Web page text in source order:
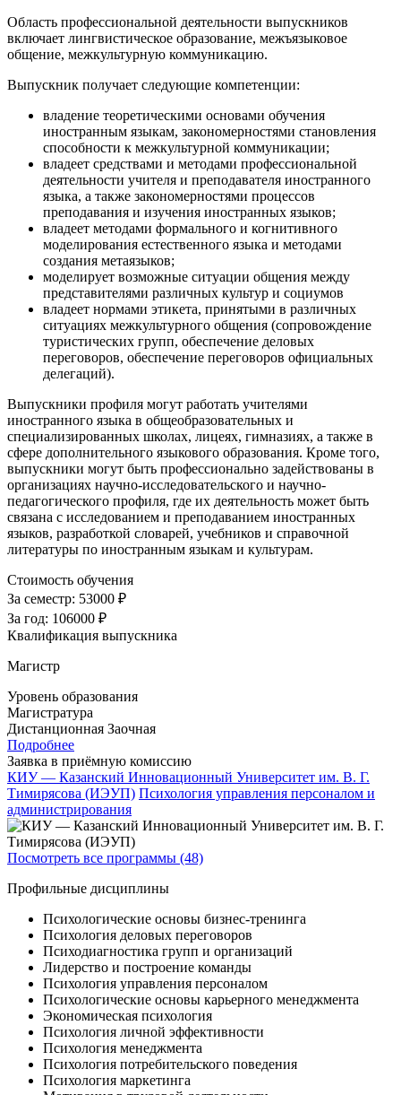
Область профессиональной деятельности выпускников
включает лингвистическое образование, межъязыковое
общение, межкультурную коммуникацию.
Выпускник получает следующие компетенции:
владение теоретическими основами обучения
иностранным языкам, закономерностями становления
способности к межкультурной коммуникации;
владеет средствами и методами профессиональной
деятельности учителя и преподавателя иностранного
языка, а также закономерностями процессов
преподавания и изучения иностранных языков;
владеет методами формального и когнитивного
моделирования естественного языка и методами
создания метаязыков;
моделирует возможные ситуации общения между
представителями различных культур и социумов
владеет нормами этикета, принятыми в различных
ситуациях межкультурного общения (сопровождение
туристических групп, обеспечение деловых
переговоров, обеспечение переговоров официальных
делегаций).
Выпускники профиля могут работать учителями
иностранного языка в общеобразовательных и
специализированных школах, лицеях, гимназиях, а также в
сфере дополнительного языкового образования. Кроме того,
выпускники могут быть профессионально задействованы в
организациях научно-исследовательского и научно-
педагогического профиля, где их деятельность может быть
связана с исследованием и преподаванием иностранных
языков, разработкой словарей, учебников и справочной
литературы по иностранным языкам и культурам.
Стоимость обучения
За семестр: 53000 ₽
За год: 106000 ₽
Квалификация выпускника
Магистр
Уровень образования
Магистратура
Дистанционная Заочная
Подробнее
Заявка в приёмную комиссию
КИУ — Казанский Инновационный Университет им. В. Г.
Тимирясова (ИЭУП) Психология управления персоналом и
администрирования
Посмотреть все программы (48)
Профильные дисциплины
Психологические основы бизнес-тренинга
Психология деловых переговоров
Психодиагностика групп и организаций
Лидерство и построение команды
Психология управления персоналом
Психологические основы карьерного менеджмента
Экономическая психология
Психология личной эффективности
Психология менеджмента
Психология потребительского поведения
Психология маркетинга